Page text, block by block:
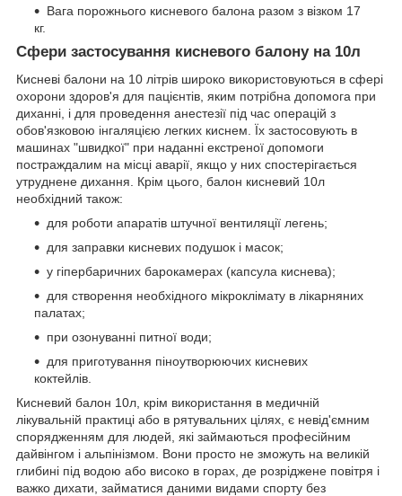
Вага порожнього кисневого балона разом з візком 17
кг.
Сфери застосування кисневого балону на 10л
Кисневі балони на 10 літрів широко використовуються в сфері
охорони здоров'я для пацієнтів, яким потрібна допомога при
диханні, і для проведення анестезії під час операцій з
обов'язковою інгаляцією легких киснем. Їх застосовують в
машинах "швидкої" при наданні екстреної допомоги
постраждалим на місці аварії, якщо у них спостерігається
утруднене дихання. Крім цього, балон кисневий 10л
необхідний також:
для роботи апаратів штучної вентиляції легень;
для заправки кисневих подушок і масок;
у гіпербаричних барокамерах (капсула киснева);
для створення необхідного мікроклімату в лікарняних
палатах;
при озонуванні питної води;
для приготування піноутворюючих кисневих
коктейлів.
Кисневий балон 10л, крім використання в медичній
лікувальній практиці або в рятувальних цілях, є невід'ємним
спорядженням для людей, які займаються професійним
дайвінгом і альпінізмом. Вони просто не зможуть на великій
глибині під водою або високо в горах, де розріджене повітря і
важко дихати, займатися даними видами спорту без